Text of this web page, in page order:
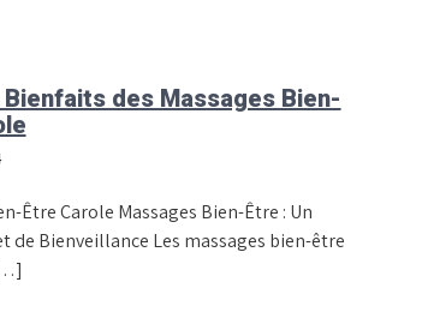
des Massages Bien-
Être Carole Massages Bien-Être : Un
de Bienveillance Les massages bien-être